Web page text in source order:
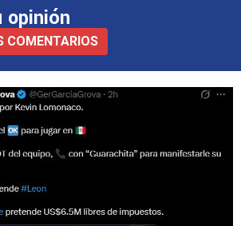
opinión
COMENTARIOS